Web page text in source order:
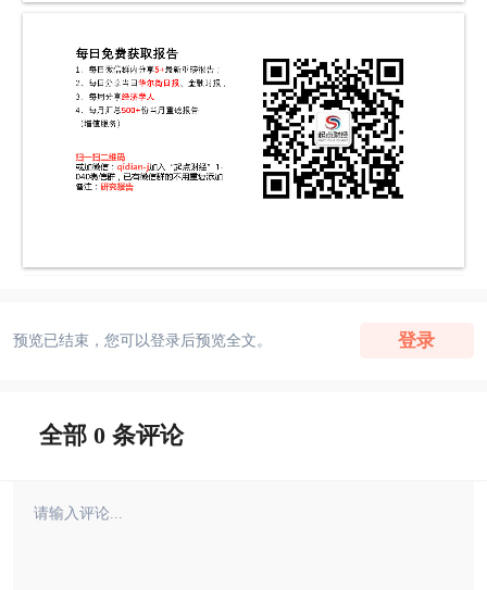
预览已结束，您可以登录后预览全文。 登录
全部 0 条评论